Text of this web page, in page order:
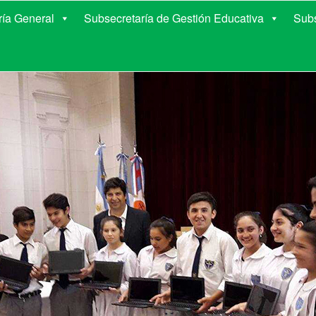
EDUCACIÓN DE
General Subsecretaría de Gestión Educativa